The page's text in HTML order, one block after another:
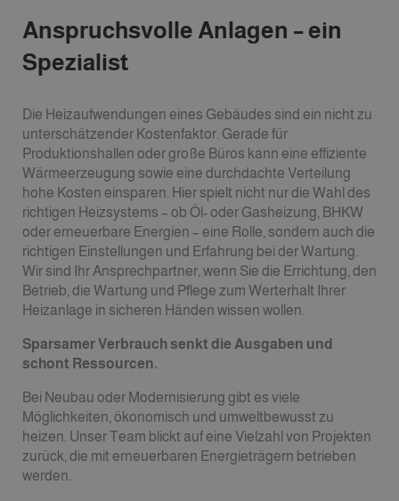
Anspruchsvolle Anlagen – ein
Spezialist
Die Heizaufwendungen eines Gebäudes sind ein nicht zu
unterschätzender Kostenfaktor. Gerade für
Produktionshallen oder große Büros kann eine effiziente
Wärmeerzeugung sowie eine durchdachte Verteilung
hohe Kosten einsparen. Hier spielt nicht nur die Wahl des
richtigen Heizsystems – ob Öl- oder Gasheizung, BHKW
oder erneuerbare Energien – eine Rolle, sondern auch die
richtigen Einstellungen und Erfahrung bei der Wartung.
Wir sind Ihr Ansprechpartner, wenn Sie die Errichtung, den
Betrieb, die Wartung und Pflege zum Werterhalt Ihrer
Heizanlage in sicheren Händen wissen wollen.
Sparsamer Verbrauch senkt die Ausgaben und
schont Ressourcen.
Bei Neubau oder Modernisierung gibt es viele
Möglichkeiten, ökonomisch und umweltbewusst zu
heizen. Unser Team blickt auf eine Vielzahl von Projekten
zurück, die mit erneuerbaren Energieträgern betrieben
werden.